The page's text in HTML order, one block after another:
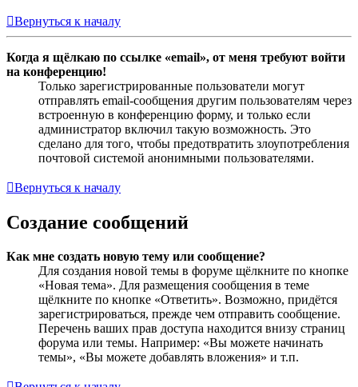
Вернуться к началу
Когда я щёлкаю по ссылке «email», от меня требуют войти
на конференцию!
Только зарегистрированные пользователи могут
отправлять email-сообщения другим пользователям через
встроенную в конференцию форму, и только если
администратор включил такую возможность. Это
сделано для того, чтобы предотвратить злоупотребления
почтовой системой анонимными пользователями.
Вернуться к началу
Создание сообщений
Как мне создать новую тему или сообщение?
Для создания новой темы в форуме щёлкните по кнопке
«Новая тема». Для размещения сообщения в теме
щёлкните по кнопке «Ответить». Возможно, придётся
зарегистрироваться, прежде чем отправить сообщение.
Перечень ваших прав доступа находится внизу страниц
форума или темы. Например: «Вы можете начинать
темы», «Вы можете добавлять вложения» и т.п.